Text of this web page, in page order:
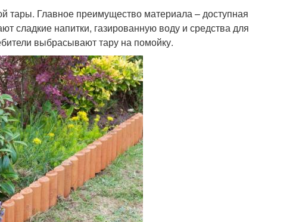
тары. Главное преимущество материала – доступная
сладкие напитки, газированную воду и средства для
выбрасывают тару на помойку.